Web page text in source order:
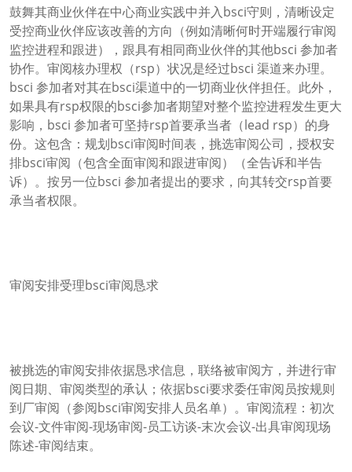
鼓舞其商业伙伴在中心商业实践中并入bsci守则，清晰设定
受控商业伙伴应该改善的方向（例如清晰何时开端履行审阅
监控进程和跟进），跟具有相同商业伙伴的其他bsci 参加者
协作。审阅核办理权（rsp）状况是经过bsci 渠道来办理。
bsci 参加者对其在bsci渠道中的一切商业伙伴担任。此外，
如果具有rsp权限的bsci参加者期望对整个监控进程发生更大
影响，bsci 参加者可坚持rsp首要承当者（lead rsp）的身
份。这包含：规划bsci审阅时间表，挑选审阅公司，授权安
排bsci审阅（包含全面审阅和跟进审阅）（全告诉和半告
诉）。按另一位bsci 参加者提出的要求，向其转交rsp首要
承当者权限。
审阅安排受理bsci审阅恳求
被挑选的审阅安排依据恳求信息，联络被审阅方，并进行审
阅日期、审阅类型的承认；依据bsci要求委任审阅员按规则
到厂审阅（参阅bsci审阅安排人员名单）。审阅流程：初次
会议-文件审阅-现场审阅-员工访谈-末次会议-出具审阅现场
陈述-审阅结束。